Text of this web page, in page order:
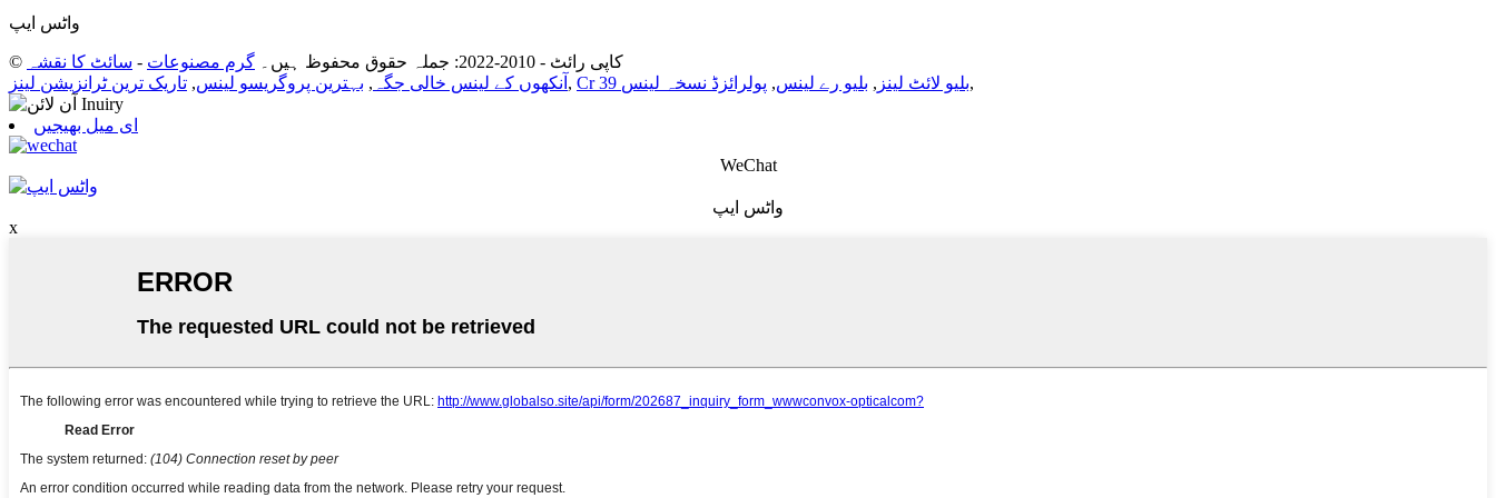
واٹس ایپ
© کاپی رائٹ - 2010-2022: جملہ حقوق محفوظ ہیں۔ گرم مصنوعات - سائٹ کا نقشہ
آنکھوں کے لینس خالی جگہ , بہترین پروگریسو لینس, تاریک ترین ٹرانزیشن لینز , Cr 39 بلیو لائٹ لینز , بلیو رے لینس, پولرائزڈ نسخہ لینس ,
ای میل بھیجیں
WeChat
واٹس ایپ
x